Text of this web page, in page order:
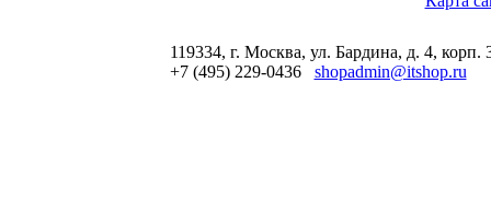
119334, г. Москва, ул. Бардина, д. 4, корп.
+7 (495) 229-0436 shopadmin@itshop.ru